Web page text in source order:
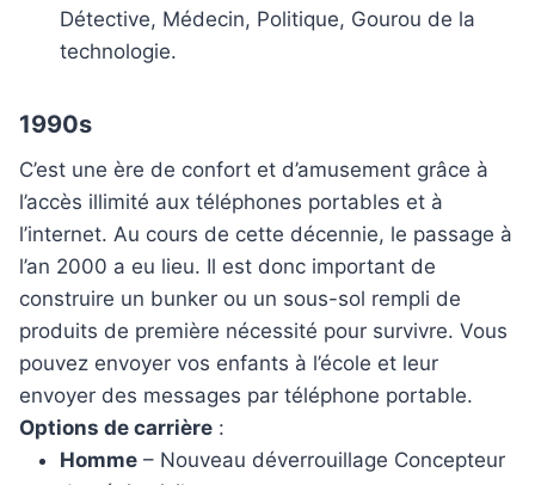
Détective, Médecin, Politique, Gourou de la
technologie.
1990s
C’est une ère de confort et d’amusement grâce à
l’accès illimité aux téléphones portables et à
l’internet. Au cours de cette décennie, le passage à
l’an 2000 a eu lieu. Il est donc important de
construire un bunker ou un sous-sol rempli de
produits de première nécessité pour survivre. Vous
pouvez envoyer vos enfants à l’école et leur
envoyer des messages par téléphone portable.
Options de carrière :
Homme – Nouveau déverrouillage Concepteur